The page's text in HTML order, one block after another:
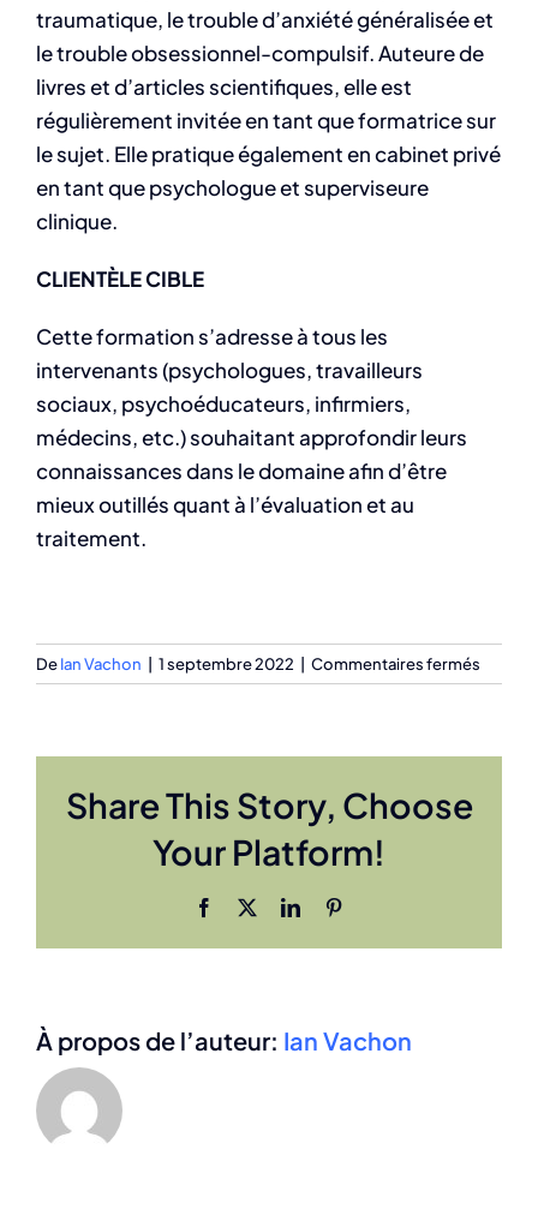
traumatique, le trouble d’anxiété généralisée et
le trouble obsessionnel-compulsif. Auteure de
livres et d’articles scientifiques, elle est
régulièrement invitée en tant que formatrice sur
le sujet. Elle pratique également en cabinet privé
en tant que psychologue et superviseure
clinique.
CLIENTÈLE CIBLE
Cette formation s’adresse à tous les
intervenants (psychologues, travailleurs
sociaux, psychoéducateurs, infirmiers,
médecins, etc.) souhaitant approfondir leurs
connaissances dans le domaine afin d’être
mieux outillés quant à l’évaluation et au
traitement.
DeIan Vachon 1 septembre 2022 Commentaires fermés
Les
Share This Story, Choose
Your Platform!
Facebook LinkedIn
À propos de l’auteur: Ian Vachon